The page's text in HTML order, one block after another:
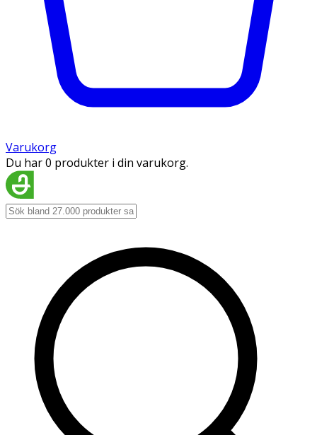
Varukorg
Du har 0 produkter i din varukorg.